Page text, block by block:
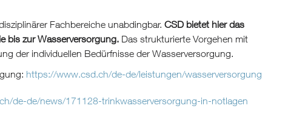
Fachbereiche unabdingbar. CSD bietet hier das
bis zur Wasserversorgung. Das strukturierte Vorgehen mit
der individuellen Bedürfnisse der Wasserversorgung.
https://www.csd.ch/de-de/leistungen/wasserversorgung
de-de/news/171128-trinkwasserversorgung-in-notlagen